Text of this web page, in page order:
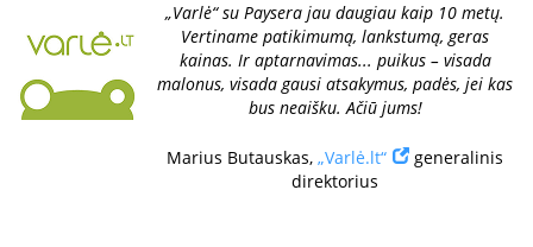
„Varlė“ su Paysera jau daugiau kaip 10 metų.
Vertiname patikimumą, lankstumą, geras
kainas. Ir aptarnavimas... puikus – visada
malonus, visada gausi atsakymus, padės, jei kas
bus neaišku. Ačiū jums!
Marius Butauskas, „Varlė.lt“
generalinis
direktorius